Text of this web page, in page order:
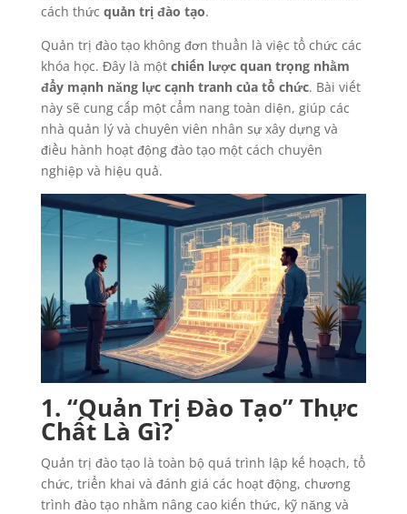
cách thức quản trị đào tạo.
Quản trị đào tạo không đơn thuần là việc tổ chức các
khóa học. Đây là một chiến lược quan trọng nhằm
đẩy mạnh năng lực cạnh tranh của tổ chức. Bài viết
này sẽ cung cấp một cẩm nang toàn diện, giúp các
nhà quản lý và chuyên viên nhân sự xây dựng và
điều hành hoạt động đào tạo một cách chuyên
nghiệp và hiệu quả.
1. “Quản Trị Đào Tạo” Thực
Chất Là Gì?
Quản trị đào tạo là toàn bộ quá trình lập kế hoạch, tổ
chức, triển khai và đánh giá các hoạt động, chương
trình đào tạo nhằm nâng cao kiến thức, kỹ năng và